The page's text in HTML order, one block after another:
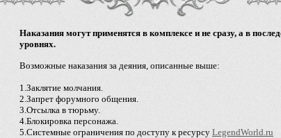
Наказания могут применятся в комплексе и не сразу, а в
уровнях.
Возможные наказания за деяния, описанные выше:
1.Заклятие молчания.
2.Запрет форумного общения.
3.Отсылка в тюрьму.
4.Блокировка персонажа.
5.Системные ограничения по доступу к ресурсу LegendWorld.ru